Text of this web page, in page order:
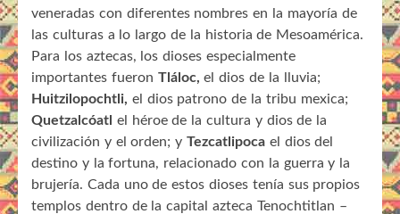
veneradas con diferentes nombres en la mayoría de
las culturas a lo largo de la historia de Mesoamérica.
Para los aztecas, los dioses especialmente
importantes fueron Tláloc, el dios de la lluvia;
Huitzilopochtli, el dios patrono de la tribu mexica;
Quetzalcóatl el héroe de la cultura y dios de la
civilización y el orden; yTezcatlipoca el dios del
destino y la fortuna, relacionado con la guerra y la
brujería. Cada uno de estos dioses tenía sus propios
templos dentro de la capital azteca Tenochtitlan –